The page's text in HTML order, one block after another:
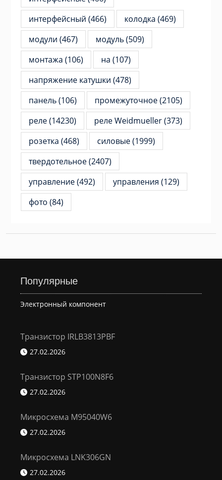
интерфейсный (466) колодка (469)
модули (467) модуль(509)
монтажа (106) на (107)
напряжение катушки (478)
панель(106) промежуточное(2105)
реле(14230) реле Weidmueller(373)
розетка (468) силовые(1999)
твердотельное(2407)
управление(492) управления (129)
фото (84)
Популярные
Электронный компонент
Транзистор IRLB3813PBF
27.02.2026
Транзистор STP100N8F6
27.02.2026
Микросхема M95040W6
27.02.2026
Микросхема LNK306GN
27.02.2026